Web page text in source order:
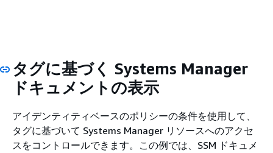
タグに基づく Systems Manager
ドキュメントの表示
アイデンティティベースのポリシーの条件を使用して、
タグに基づいて Systems Manager リソースへのアクセ
スをコントロールできます。この例では、SSM ドキュメ